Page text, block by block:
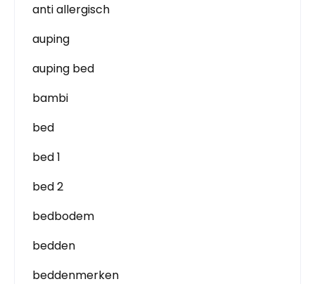
anti allergisch
auping
auping bed
bambi
bed
bed 1
bed 2
bedbodem
bedden
beddenmerken